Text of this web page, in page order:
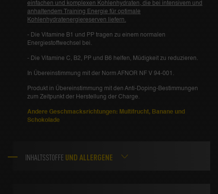
einfachen und komplexen Kohlenhydraten, die bei intensivem und
anhaltendem Training Energie für optimale
Kohlenhydratenergiereserven liefern.
- Die Vitamine B1 und PP tragen zu einem normalen
Energiestoffwechsel bei.
- Die Vitamine C, B2, PP und B6 helfen, Müdigkeit zu reduzieren.
In Übereinstimmung mit der Norm AFNOR NF V 94-001.
Produkt in Übereinstimmung mit den Anti-Doping-Bestimmungen
zum Zeitpunkt der Herstellung der Charge.
Andere Geschmacksrichtungen: Multifrucht, Banane und
Schokolade
INHALTSSTOFFE UND ALLERGENE